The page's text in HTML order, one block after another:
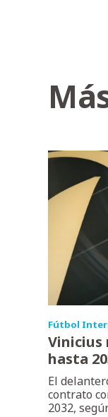
Fútbol
Vinicius
hasta
El
contrato
2032,